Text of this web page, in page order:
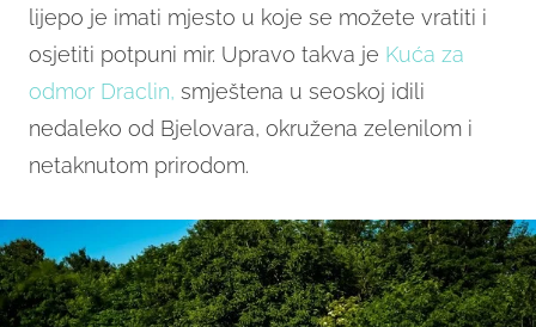
lijepo je imati mjesto u koje se možete vratiti i
osjetiti potpuni mir. Upravo takva je Kuća za
odmor Draclin, smještena u seoskoj idili
nedaleko od Bjelovara, okružena zelenilom i
netaknutom prirodom.